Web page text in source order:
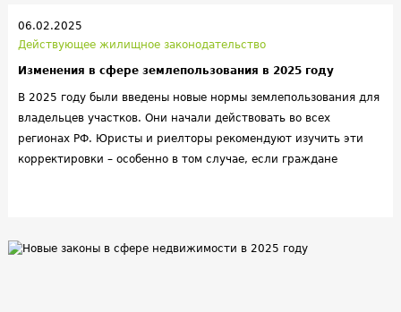
06.02.2025
Действующее жилищное законодательство
Изменения в сфере землепользования в 2025 году
В 2025 году были введены новые нормы землепользования для
владельцев участков. Они начали действовать во всех
регионах РФ. Юристы и риелторы рекомендуют изучить эти
корректировки – особенно в том случае, если граждане